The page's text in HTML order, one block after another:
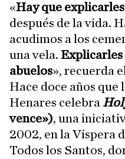
«Hay que
después de la vida.
acudimos a los
una vela. Explicarles
abuelos», recuerda
Hace doce años que
Henares celebra
vence»), una
2002, en la Víspera
Todos los Santos,